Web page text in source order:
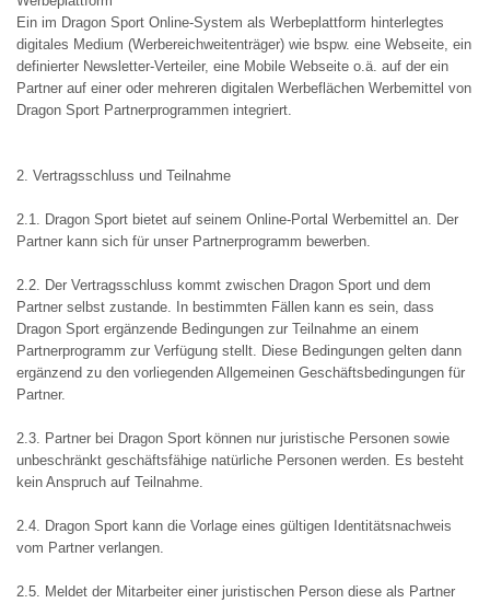
Ein im Dragon Sport Online-System als Werbeplattform hinterlegtes
digitales Medium (Werbereichweitenträger) wie bspw. eine Webseite, ein
definierter Newsletter-Verteiler, eine Mobile Webseite o.ä. auf der ein
Partner auf einer oder mehreren digitalen Werbeflächen Werbemittel von
Dragon Sport Partnerprogrammen integriert.
2. Vertragsschluss und Teilnahme
2.1. Dragon Sport bietet auf seinem Online-Portal Werbemittel an. Der
Partner kann sich für unser Partnerprogramm bewerben.
2.2. Der Vertragsschluss kommt zwischen Dragon Sport und dem
Partner selbst zustande. In bestimmten Fällen kann es sein, dass
Dragon Sport ergänzende Bedingungen zur Teilnahme an einem
Partnerprogramm zur Verfügung stellt. Diese Bedingungen gelten dann
ergänzend zu den vorliegenden Allgemeinen Geschäftsbedingungen für
Partner.
2.3. Partner bei Dragon Sport können nur juristische Personen sowie
unbeschränkt geschäftsfähige natürliche Personen werden. Es besteht
kein Anspruch auf Teilnahme.
2.4. Dragon Sport kann die Vorlage eines gültigen Identitätsnachweis
vom Partner verlangen.
2.5. Meldet der Mitarbeiter einer juristischen Person diese als Partner